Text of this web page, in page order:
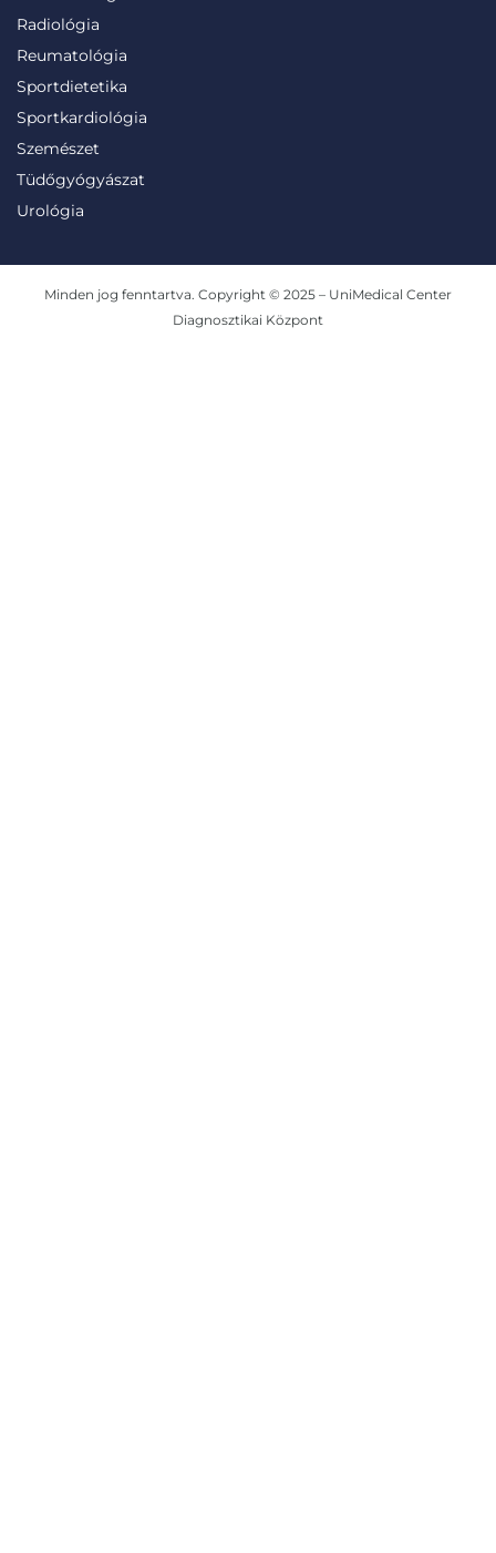
Radiológia
Reumatológia
Sportdietetika
Sportkardiológia
Szemészet
Tüdőgyógyászat
Urológia
Minden jog fenntartva. Copyright © 2025 – UniMedical Center
Diagnosztikai Központ